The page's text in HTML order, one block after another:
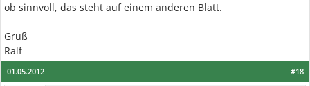
ob sinnvoll, das steht auf einem anderen Blatt.
Gruß
Ralf
#18
01.05.2012